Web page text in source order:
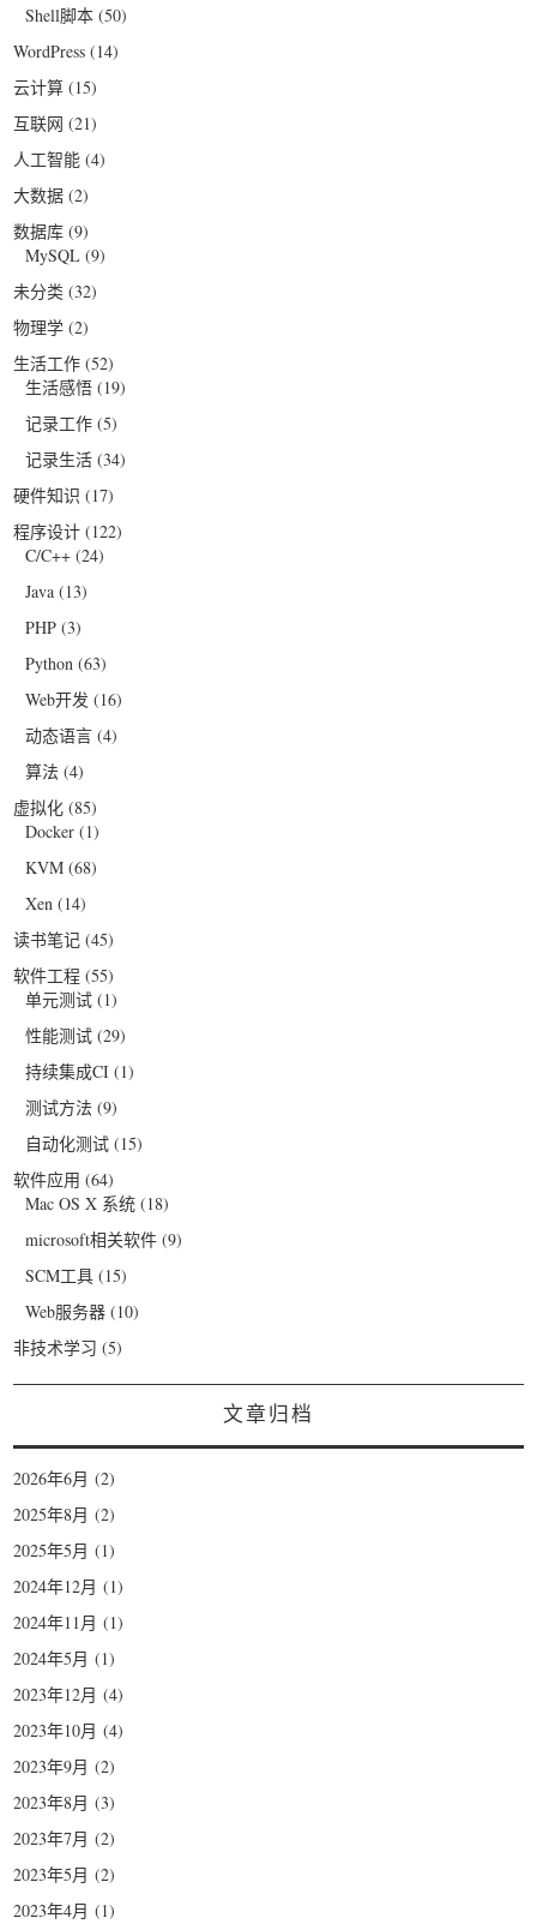
Shell脚本 (50)
WordPress (14)
云计算 (15)
互联网 (21)
人工智能 (4)
大数据 (2)
数据库 (9)
MySQL (9)
未分类 (32)
物理学 (2)
生活工作 (52)
生活感悟 (19)
记录工作 (5)
记录生活 (34)
硬件知识 (17)
程序设计 (122)
C/C++ (24)
Java (13)
PHP (3)
Python (63)
Web开发 (16)
动态语言 (4)
算法 (4)
虚拟化 (85)
Docker (1)
KVM (68)
Xen (14)
读书笔记 (45)
软件工程 (55)
单元测试 (1)
性能测试 (29)
持续集成CI (1)
测试方法 (9)
自动化测试 (15)
软件应用 (64)
Mac OS X 系统 (18)
microsoft相关软件 (9)
SCM工具 (15)
Web服务器 (10)
非技术学习 (5)
文章归档
2026年6月 (2)
2025年8月 (2)
2025年5月 (1)
2024年12月 (1)
2024年11月 (1)
2024年5月 (1)
2023年12月 (4)
2023年10月 (4)
2023年9月 (2)
2023年8月 (3)
2023年7月 (2)
2023年5月 (2)
2023年4月 (1)